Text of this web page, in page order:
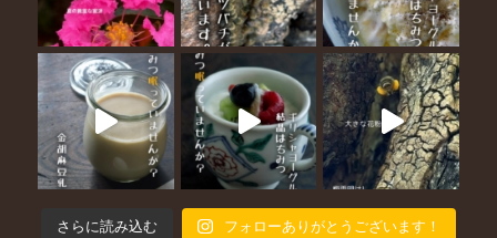
さらに読み込む フォローありがとうございます！